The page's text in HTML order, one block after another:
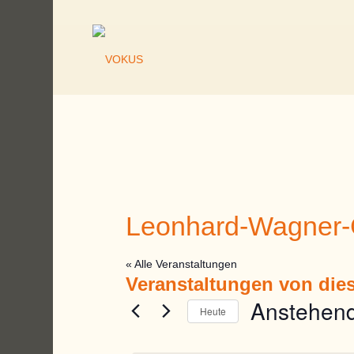
Leonhard-
« Alle Veranstaltungen
Veranstaltungen von
Heute